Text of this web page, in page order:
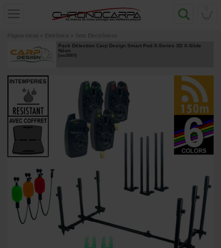
Página inicial » Eletrônica » Sets Electrônicos
Pack Détection Carp Design Smart Pod X-Series 3D X-Slide
Néon
[esc18307]